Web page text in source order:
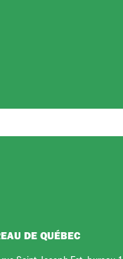
DE QUÉBEC